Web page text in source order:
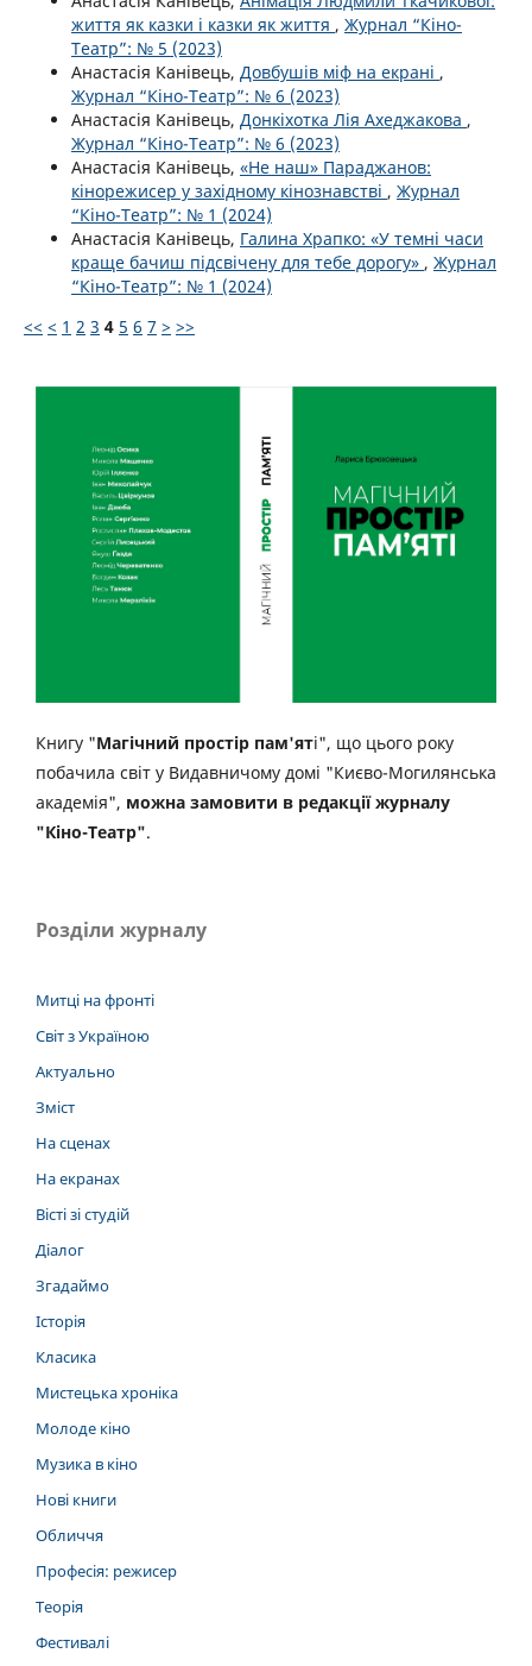
життя як казки і казки як життя , Журнал “Кіно-
Театр”: № 5 (2023)
Анастасія Канівець, Довбушів міф на екрані ,
Журнал “Кіно-Театр”: № 6 (2023)
Анастасія Канівець, Донкіхотка Лія Ахеджакова ,
Журнал “Кіно-Театр”: № 6 (2023)
Анастасія Канівець, «Не наш» Параджанов:
кінорежисер у західному кінознавстві , Журнал
“Кіно-Театр”: № 1 (2024)
Анастасія Канівець, Галина Храпко: «У темні часи
краще бачиш підсвічену для тебе дорогу» , Журнал
“Кіно-Театр”: № 1 (2024)
<< < 1 2 3 4 5 6 7 > >>
Книгу "Магічний простір пам'яті", що цього року
побачила світ у Видавничому домі "Києво-Могилянська
академія", можна замовити в редакції журналу
"Кіно-Театр".
Розділи журналу
Митці на фронті
Світ з Україною
Актуально
Зміст
На сценах
На екранах
Вісті зі студій
Діалог
Згадаймо
Історія
Класика
Мистецька хроніка
Молоде кіно
Музика в кіно
Нові книги
Обличчя
Професія: режисер
Теорія
Фестивалі